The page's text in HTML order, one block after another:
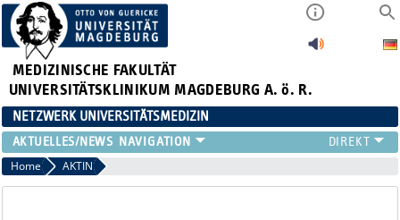
MEDIZINISCHE FAKULTÄT
UNIVERSITÄTSKLINIKUM MAGDEBURG A. ö. R.
NETZWERK UNIVERSITÄTSMEDIZIN
AKTUELLES/NEWS
Home AKTIN